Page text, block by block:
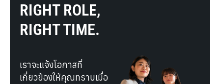
RIGHT ROLE,
RIGHT TIME.
เราจะแจ้งโอกาสที่
เกี่ยวข้องให้คุณทราบเมื่อ